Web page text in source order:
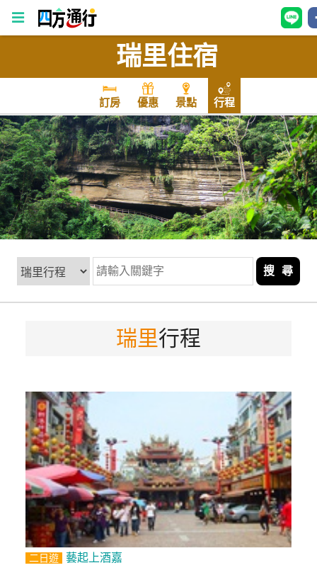
行
訂
房
台
灣
訂
全
球
租
車
網
紅
帶
瑞里住宿
訂房 優惠 景點 行程
搜 尋
瑞里行程
二日遊 藝起上酒嘉